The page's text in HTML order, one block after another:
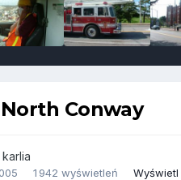
Conway
karlia
1 942 wyświetleń Wyświetl